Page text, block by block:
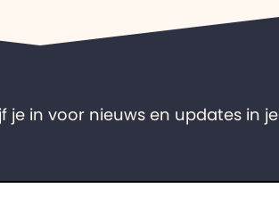
je in voor nieuws en updates in je